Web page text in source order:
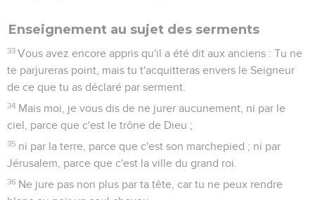
Enseignement au sujet des serments
33 Vous avez encore appris qu'il a été dit aux anciens : Tu ne
te parjureras point, mais tu t'acquitteras envers le Seigneur
de ce que tu as déclaré par serment.
34 Mais moi, je vous dis de ne jurer aucunement, ni par le
ciel, parce que c'est le trône de Dieu ;
35 ni par la terre, parce que c'est son marchepied ; ni par
Jérusalem, parce que c'est la ville du grand roi.
36 Ne jure pas non plus par ta tête, car tu ne peux rendre